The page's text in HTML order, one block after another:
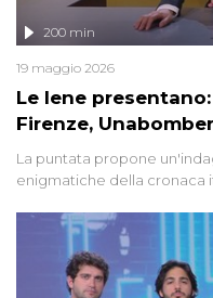
Le Iene
Firenze,
200 min
19 maggio 2026
La puntata propone
enigmatiche della cronaca
'90 e il 2000 che,
libertà. Lo speciale
Firenze, le cui
groviglio di dubbi mai